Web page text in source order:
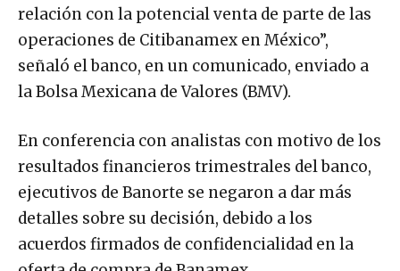
relación con la potencial venta de parte de las
operaciones de Citibanamex en México”,
señaló el banco, en un comunicado, enviado a
la Bolsa Mexicana de Valores (BMV).
En conferencia con analistas con motivo de los
resultados financieros trimestrales del banco,
ejecutivos de Banorte se negaron a dar más
detalles sobre su decisión, debido a los
acuerdos firmados de confidencialidad en la